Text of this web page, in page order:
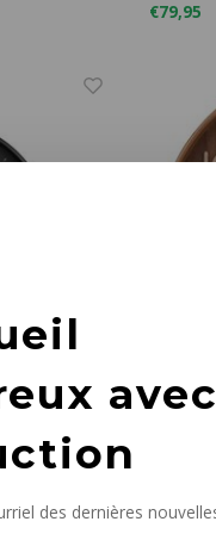
avec
des dernières
€79,95
fer noir
Pure
Ø 40 cm